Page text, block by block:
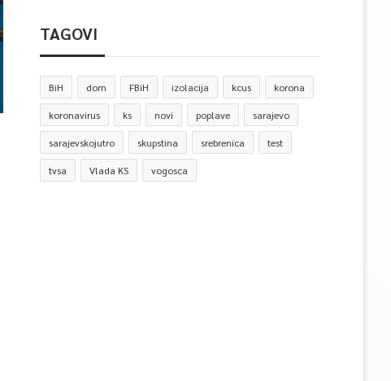
TAGOVI
BiH dom FBiH izolacija kcus korona
koronavirus ks novi poplave sarajevo
sarajevskojutro skupstina srebrenica test
tvsa Vlada KS vogosca